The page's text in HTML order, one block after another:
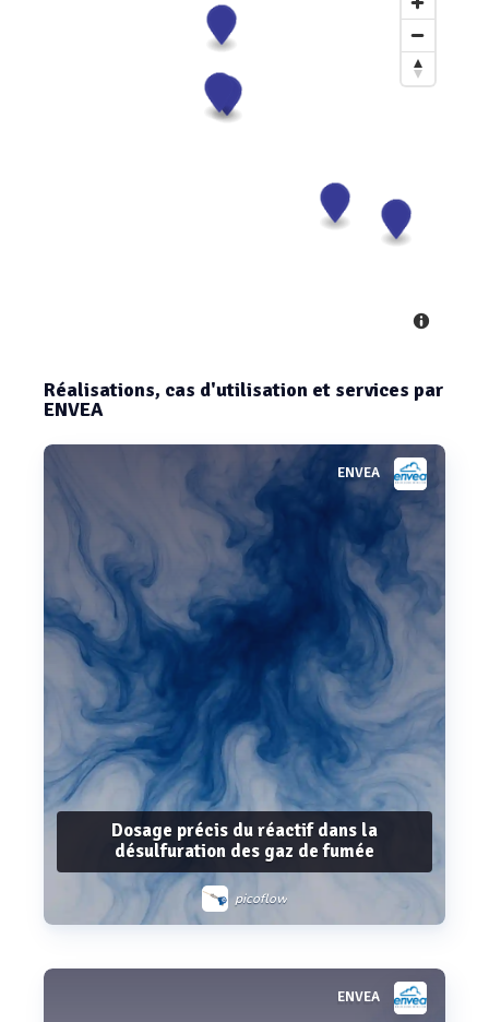
Réalisations, cas d'utilisation et services par
ENVEA
ENVEA
Dosage précis du réactif dans la
désulfuration des gaz de fumée
picoflow
ENVEA